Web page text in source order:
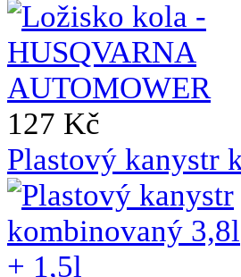
127 Kč
Plastový kanystr